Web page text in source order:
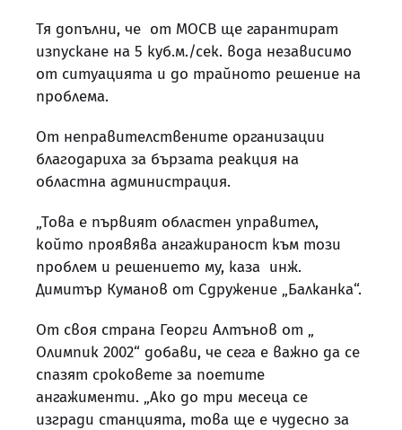
Тя допълни, че от МОСВ ще гарантират
изпускане на 5 куб.м./сек. вода независимо
от ситуацията и до трайното решение на
проблема.
От неправителствените организации
благодариха за бързата реакция на
областна администрация.
„Това е първият областен управител,
който проявява ангажираност към този
проблем и решението му, каза инж.
Димитър Куманов от Сдружение „Балканка“.
От своя страна Георги Алтънов от „
Олимпик 2002“ добави, че сега е важно да се
спазят сроковете за поетите
ангажименти. „Ако до три месеца се
изгради станцията, това ще е чудесно за